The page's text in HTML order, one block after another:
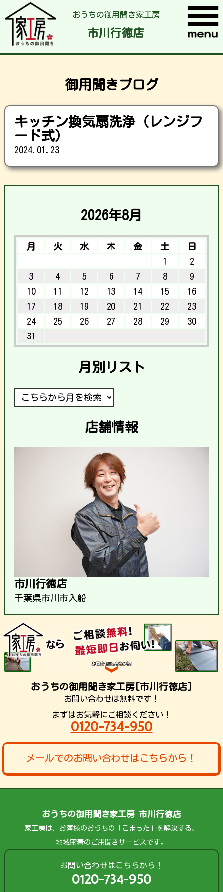
おうちの御用聞き家工房
市川行徳店
御用聞きブログ
キッチン換気扇洗浄（レンジフ
ード式）
2024.01.23
2026年8月
月 火 水 木 金 土
日
1
2
3
4 5 6 7 8
9
10
11 12 13 14 15
16
17
18 19 20 21 22
23
24
25 26 27 28 29
30
31
月別リスト
店舗情報
市川行徳店
千葉県市川市入船
おうちの御用聞き家工房[市川行徳店]
お問い合わせは無料です！
まずはお気軽にご相談ください！
0120-734-950
メールでのお問い合わせはこちらから！
おうちの御用聞き家工房 市川行徳店
家工房は、お客様のおうちの「こまった」を解決する、
地域密着のご用聞きサービスです。
お問い合わせはこちらから！
0120-734-950